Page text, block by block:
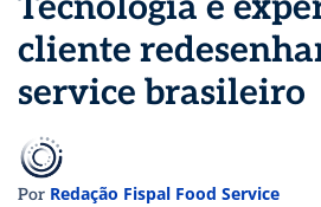
cliente
service brasileiro
Por Redação Fispal Food Service